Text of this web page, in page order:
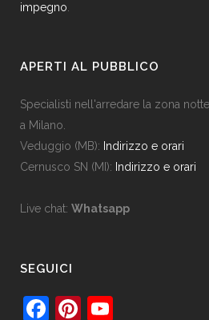
impegno
APERTI AL PUBBLICO
Specialisti nell'arredare la zona
a Milano.
Veduggio (MB): Indirizzo e orari
Cernusco SN (MI): Indirizzo e orari
Live chat: Whatsapp
SEGUICI
F
Pi